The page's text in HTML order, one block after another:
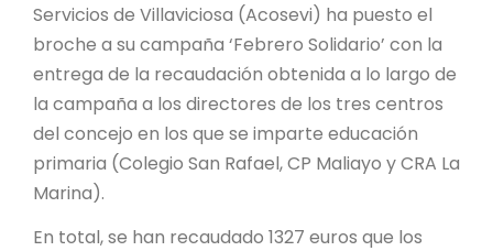
Servicios de Villaviciosa (Acosevi) ha puesto el
broche a su campaña ‘Febrero Solidario’ con la
entrega de la recaudación obtenida a lo largo de
la campaña a los directores de los tres centros
del concejo en los que se imparte educación
primaria (Colegio San Rafael, CP Maliayo y CRA La
Marina).
En total, se han recaudado 1327 euros que los